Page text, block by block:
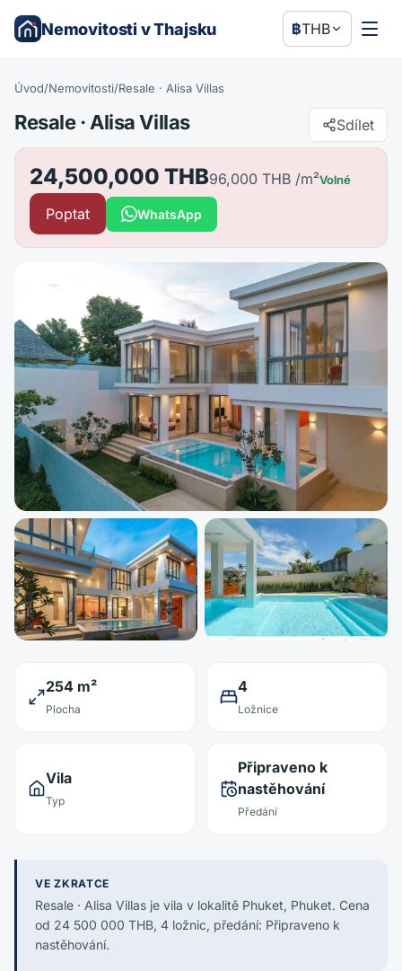
Nemovitosti v Thajsku ฿THB
Úvod/Nemovitosti/Resale · Alisa Villas
Resale · Alisa Villas Sdílet
24,500,000 THB96,000 THB /m²Volné
Poptat WhatsApp
254 m²
Plocha
4
Ložnice
Vila
Typ
Připraveno k
nastěhování
Předání
VE ZKRATCE
Resale · Alisa Villas je vila v lokalitě Phuket, Phuket. Cena
od 24 500 000 THB, 4 ložnic, předání: Připraveno k
nastěhování.